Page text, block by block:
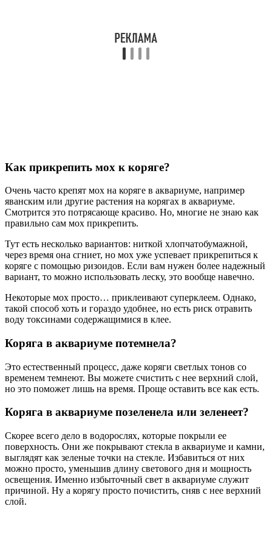
Как прикрепить мох к коряге?
Очень часто крепят мох на коряге в аквариуме, например
яванским или другие растения на корягах в аквариуме.
Смотрится это потрясающе красиво. Но, многие не знаю как
правильно сам мох прикрепить.
Тут есть несколько вариантов: ниткой хлопчатобумажной,
через время она сгниет, но мох уже успевает прикрепиться к
коряге с помощью ризоидов. Если вам нужен более надежный
вариант, то можно использовать леску, это вообще навечно.
Некоторые мох просто… приклеивают суперклеем. Однако,
такой способ хоть и гораздо удобнее, но есть риск отравить
воду токсинами содержащимися в клее.
Коряга в аквариуме потемнела?
Это естественный процесс, даже коряги светлых тонов со
временем темнеют. Вы можете счистить с нее верхний слой,
но это поможет лишь на время. Проще оставить все как есть.
Коряга в аквариуме позеленела или зеленеет?
Скорее всего дело в водорослях, которые покрыли ее
поверхность. Они же покрывают стекла в аквариуме и камни,
выглядят как зеленые точки на стекле. Избавиться от них
можно просто, уменьшив длину светового дня и мощность
освещения. Именно избыточный свет в аквариуме служит
причиной. Ну а корягу просто почистить, сняв с нее верхний
слой.